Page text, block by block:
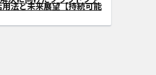
ンディングの活用法と未来展望【持続可
な社会づくり】